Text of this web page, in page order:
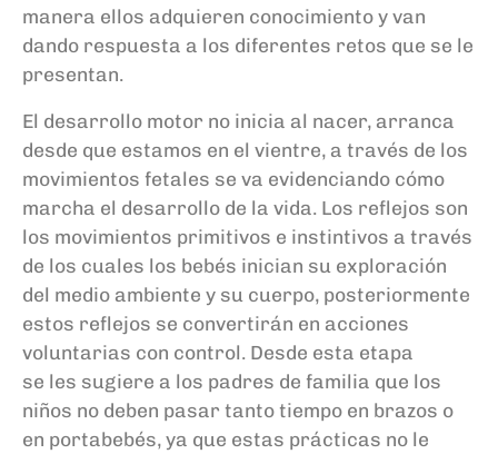
manera ellos adquieren conocimiento y van
dando respuesta a los diferentes retos que se le
presentan.
El desarrollo motor no inicia al nacer, arranca
desde que estamos en el vientre, a través de los
movimientos fetales se va evidenciando cómo
marcha el desarrollo de la vida. Los reflejos son
los movimientos primitivos e instintivos a través
de los cuales los bebés inician su exploración
del medio ambiente y su cuerpo, posteriormente
estos reflejos se convertirán en acciones
voluntarias con control. Desde esta etapa
se les sugiere a los padres de familia que los
niños no deben pasar tanto tiempo en brazos o
en portabebés, ya que estas prácticas no le